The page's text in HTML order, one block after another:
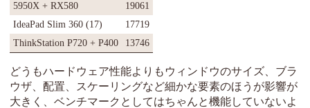
5950X + RX580
19061
IdeaPad Slim 360 (17)
17719
ThinkStation P720 + P400
13746
どうもハードウェア性能よりもウィンドウのサイズ、ブラ
ウザ、配置、スケーリングなど細かな要素のほうが影響が
大きく、ベンチマークとしてはちゃんと機能していないよ